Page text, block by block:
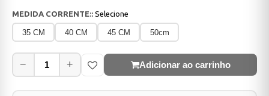
MEDIDA CORRENTE:: Selecione
35 CM 40 CM 45 CM 50cm
− + Adicionar ao carrinho